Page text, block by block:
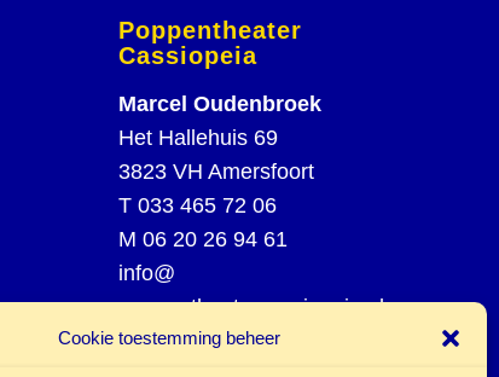
Cookie toestemming beheer
Poppentheater
Cassiopeia
Marcel Oudenbroek
Het Hallehuis 69
3823 VH Amersfoort
T 033 465 72 06
M 06 20 26 94 61
info@
poppentheatercassiopeia.nl